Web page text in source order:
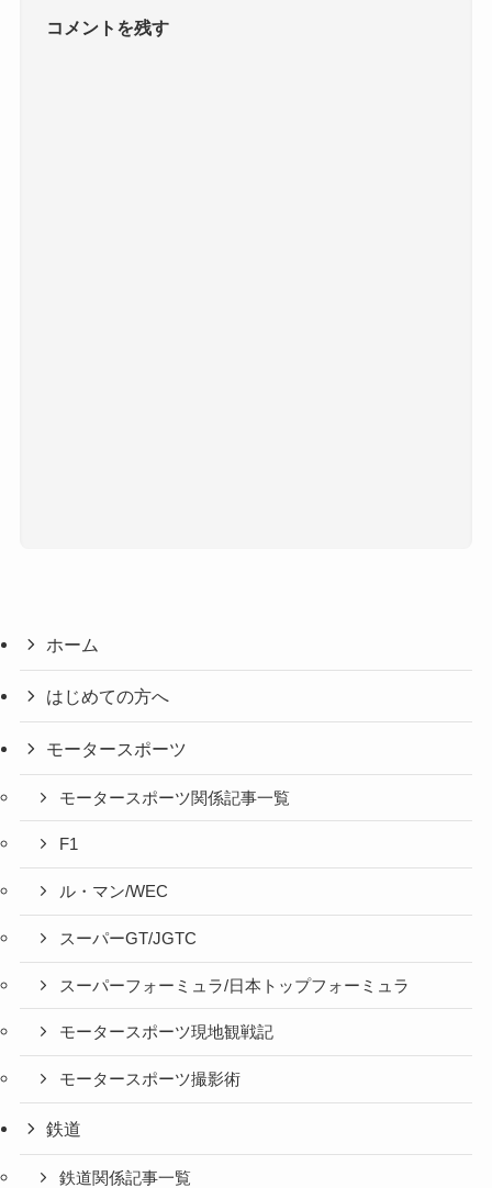
コメントを残す
ホーム
はじめての方へ
モータースポーツ
モータースポーツ関係記事一覧
F1
ル・マン/WEC
スーパーGT/JGTC
スーパーフォーミュラ/日本トップフォーミュラ
モータースポーツ現地観戦記
モータースポーツ撮影術
鉄道
鉄道関係記事一覧